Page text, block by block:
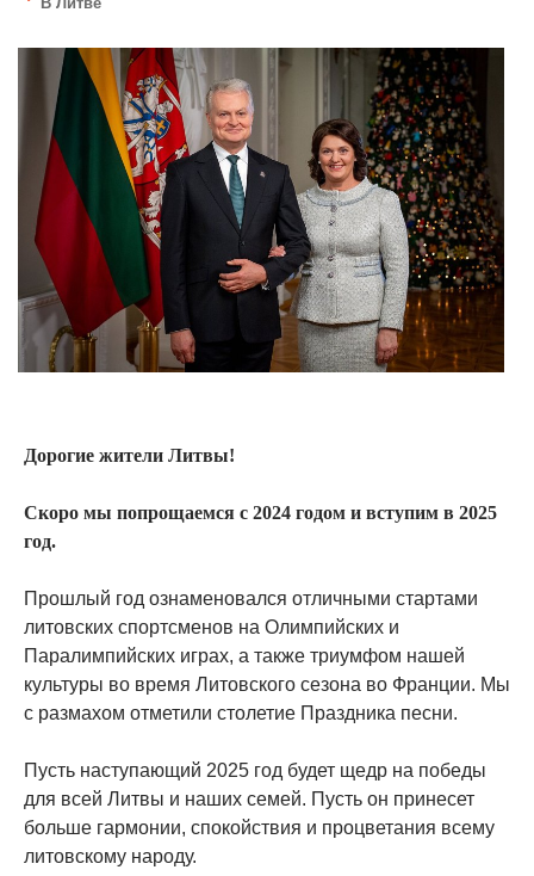
Дорогие жители Литвы!
Скоро мы попрощаемся с 2024 годом и вступим в 2025
год.
Прошлый год ознаменовался отличными стартами
литовских спортсменов на Олимпийских и
Паралимпийских играх, а также триумфом нашей
культуры во время Литовского сезона во Франции. Мы
с размахом отметили столетие Праздника песни.
Пусть наступающий 2025 год будет щедр на победы
для всей Литвы и наших семей. Пусть он принесет
больше гармонии, спокойствия и процветания всему
литовскому народу.